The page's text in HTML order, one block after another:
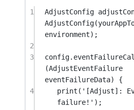
1 AdjustConfig
AdjustConfig
environment);
2
3
(AdjustEventFailure
eventFailureData) {
4
print ( '[Adjust]:
failure!' );